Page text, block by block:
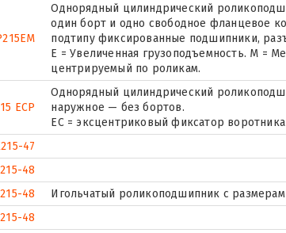
Однорядный цилиндрический
один борт и одно свободное фланцевое
подтипу фиксированные подшипники,
E = Увеличенная грузоподъемность. М =
центрируемый по роликам.
ECP
Однорядный цилиндрический
наружное — без бортов.
ЕС = эксцентриковый фиксатор
47
48
48
Игольчатый роликоподшипник с
48